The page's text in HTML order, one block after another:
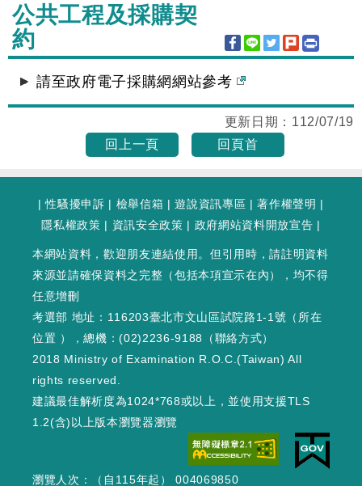
:::
公共工程及採購契
約
請至政府電子採購網網站參考
更新日期： 112/07/19
回上一頁
回頁首
|性騷擾申訴 | 檢舉信箱 |遊說資訊專區 |著作權聲明 |
隱私權政策 | 資訊安全政策 | 政府網站資料開放宣告 |
本網站資料，歡迎朋友連結使用。但引用時，請註明資料
來源並請確保資料之完整（包括本項宣示在內），均不得
任意增刪
考選部 地址：116203臺北市文山區試院路1-1號（ 所在
位置 ），總機：(02)2236-9188（聯絡方式）
2018 Ministry of Examination R.O.C.(Taiwan) All
rights reserved.
建議最佳解析度為1024*768或以上，並使用支援TLS
1.2(含)以上版本瀏覽器瀏覽
瀏覽人次：（自115年起） 004069850